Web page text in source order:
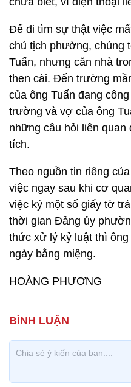
Để đi tìm sự thật việc
chủ tịch phường, chúng
Tuấn, nhưng căn nhà
then cài. Đến trường
của ông Tuấn đang
trường và vợ của ông
những câu hỏi liên quan
tích.
Theo nguồn tin riêng
việc ngay sau khi cơ
việc ký một số giấy tờ
thời gian Đảng ủy
thức xử lý kỷ luật thì
ngày bằng miệng.
HOÀNG PHƯƠNG